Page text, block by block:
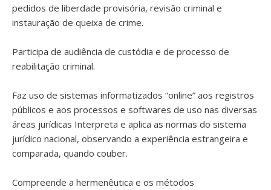
pedidos de liberdade provisória, revisão criminal e
instauração de queixa de crime.
Participa de audiência de custódia e de processo de
reabilitação criminal.
Faz uso de sistemas informatizados “online” aos registros
públicos e aos processos e softwares de uso nas diversas
áreas jurídicas Interpreta e aplica as normas do sistema
jurídico nacional, observando a experiência estrangeira e
comparada, quando couber.
Compreende a hermenêutica e os métodos